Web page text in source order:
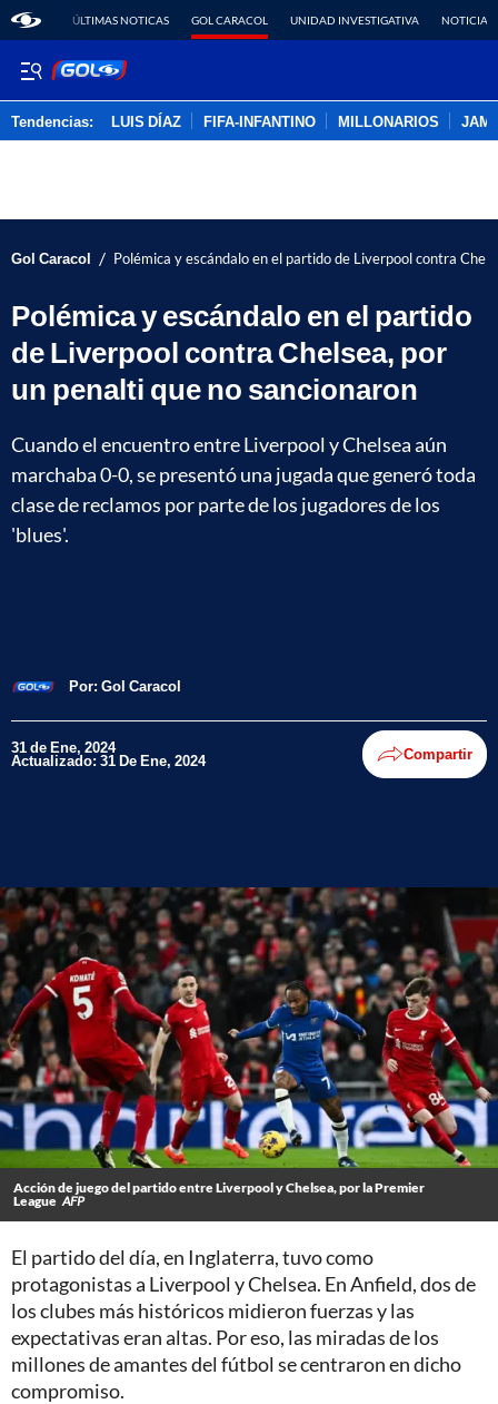
ÚLTIMAS NOTICAS GOL CARACOL UNIDAD INVESTIGATIVA NOTICIAS
Tendencias: LUIS DÍAZ FIFA-INFANTINO MILLONARIOS
Gol Caracol / Polémica y escándalo en el partido de Liverpool contra
Polémica y escándalo en el partido
de Liverpool contra Chelsea, por
un penalti que no sancionaron
Cuando el encuentro entre Liverpool y Chelsea aún
marchaba 0-0, se presentó una jugada que generó toda
clase de reclamos por parte de los jugadores de los
'blues'.
Por: Gol Caracol
31 de Ene, 2024
Actualizado: 31 De Ene, 2024 Compartir
Acción de juego del partido entre Liverpool y Chelsea, por la Premier
League AFP
El partido del día, en Inglaterra, tuvo como
protagonistas a Liverpool y Chelsea. En Anfield, dos de
los clubes más históricos midieron fuerzas y las
expectativas eran altas. Por eso, las miradas de los
millones de amantes del fútbol se centraron en dicho
compromiso.